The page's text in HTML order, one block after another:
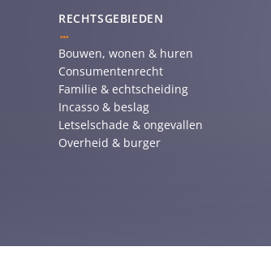
RECHTSGEBIEDEN
Bouwen, wonen & huren
Consumentenrecht
Familie & echtscheiding
Incasso & beslag
Letselschade & ongevallen
Overheid & burger